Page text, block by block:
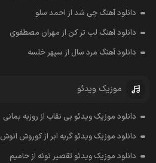
دانلود آهنگ چی شد از احمد سلو
دانلود آهنگ لب تر کن از مهران مصطفوی
دانلود آهنگ مرد سال از سپهر خلسه
موزیک ویدئو
دانلود موزیک ویدئو بی نقاب از روزبه بمانی
دانلود موزیک ویدئو گریه ابر از کوروش انوش
دانلود موزیک ویدئو تقصیر توئه از حامیم